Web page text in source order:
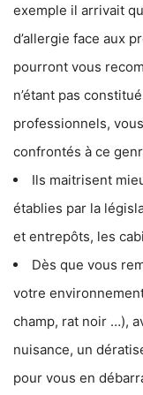
exemple il arrivait
d’allergie face aux
pourront vous
n’étant pas
professionnels,
confrontés à ce
Ils maitrisent
établies par la
et entrepôts, les
Dès que vous
votre
champ, rat noir …),
nuisance, un
pour vous en